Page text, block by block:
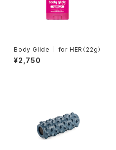
Body Glide｜ for HER（22g）
¥2,750